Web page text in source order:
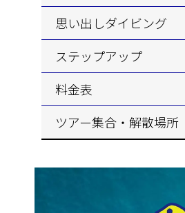
思い出しダイビング
ステップアップ
料金表
ツアー集合・解散場所